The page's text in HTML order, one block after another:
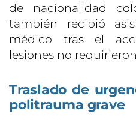
de nacionalidad
también recibió
médico tras el
lesiones no
Traslado de
politrauma grave